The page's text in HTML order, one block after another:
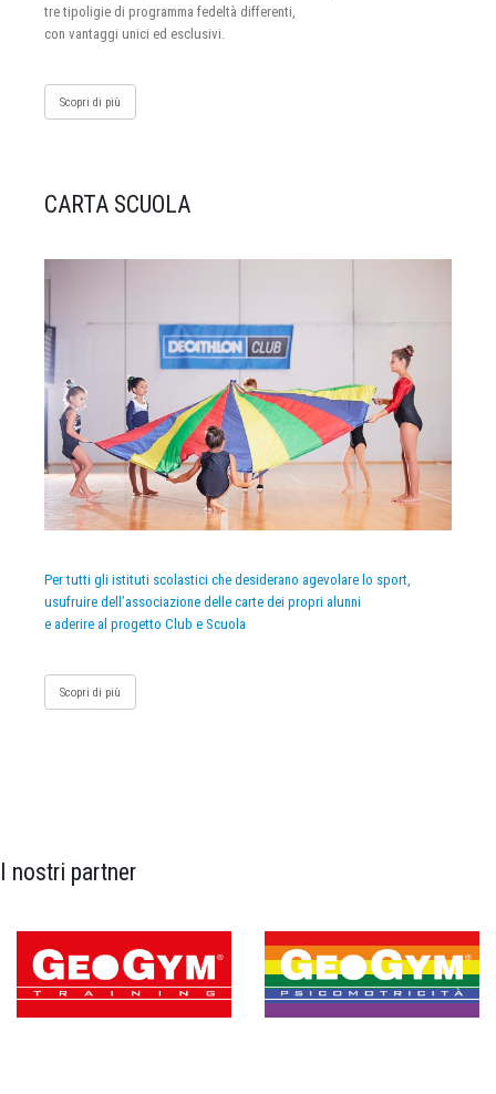
tre tipoligie di programma fedeltà differenti,
con vantaggi unici ed esclusivi.
Scopri di più
CARTA SCUOLA
Per tutti gli istituti scolastici che desiderano agevolare lo sport,
usufruire dell’associazione delle carte dei propri alunni
e aderire al progetto Club e Scuola
Scopri di più
I nostri partner